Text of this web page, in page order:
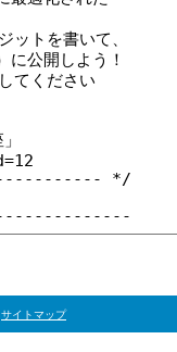
サイトマップ